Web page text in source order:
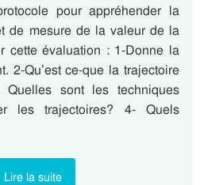
pour appréhender la
de mesure de la valeur de la
cette évaluation : 1-Donne la
2-Qu’est ce-que la trajectoire
Quelles sont les techniques
les trajectoires? 4- Quels
Lire la suite